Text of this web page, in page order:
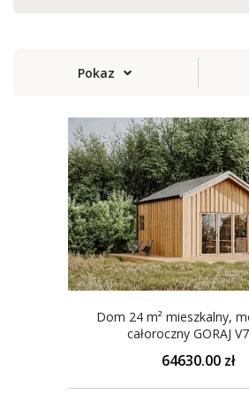
Pokaz
Dom 24 m² mieszkalny,
całoroczny GORAJ
64630.00 zł